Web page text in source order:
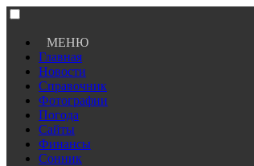
МЕНЮ
Главная
Новости
Справочник
Фотографии
Погода
Сайты
Финансы
Сонник